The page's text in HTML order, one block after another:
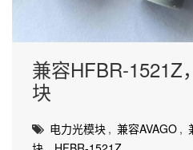
兼容HFBR-1521Z
块
电力光模块 , 兼容AVAGO ,